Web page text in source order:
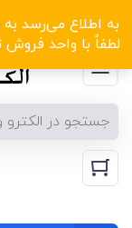
به اطلاع می‌رسد
لطفاً با واحد فروش تماس
الکترو